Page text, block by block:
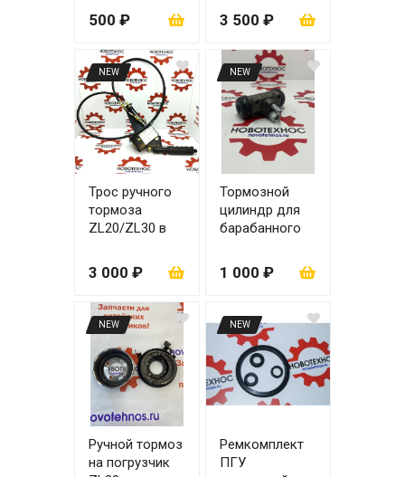
500 ₽ 3 500 ₽
NEW
Трос ручного
тормоза
ZL20/ZL30 в
механизмом
3 000 ₽
NEW
Тормозной
цилиндр для
барабанного
1 000 ₽
NEW
Ручной тормоз
на погрузчик
NEW
Ремкомплект
ПГУ